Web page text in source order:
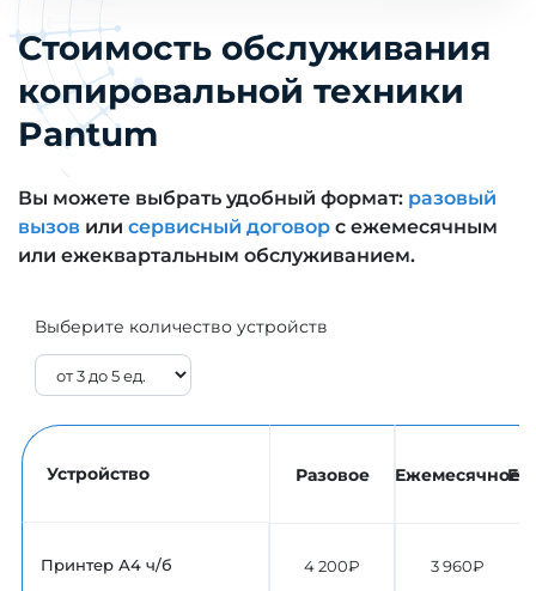
Стоимость обслуживания
копировальной техники
Pantum
Вы можете выбрать удобный формат: разовый
вызов или сервисный договор с ежемесячным
или ежеквартальным обслуживанием.
Выберите количество устройств
Устройство
Принтер А4 ч/б
Разовое
4 200₽
Ежемесячное
3 960₽